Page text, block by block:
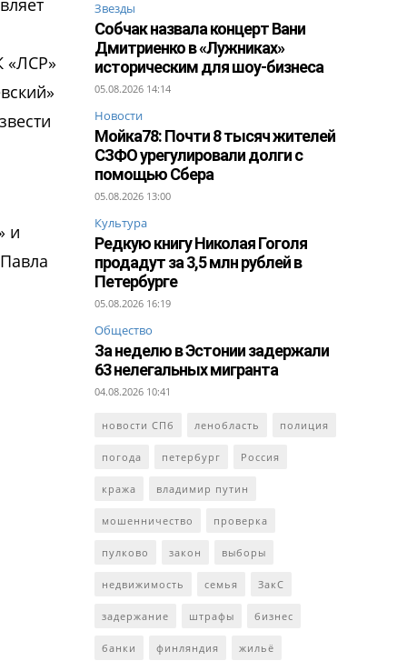
«ЛСР»
и
Звезды
Собчак назвала концерт Вани
Дмитриенко в «Лужниках»
историческим для шоу-бизнеса
05.08.2026 14:14
Новости
Мойка78: Почти 8 тысяч жителей
СЗФО урегулировали долги с
помощью Сбера
05.08.2026 13:00
Культура
Редкую книгу Николая Гоголя
продадут за 3,5 млн рублей в
Петербурге
05.08.2026 16:19
Общество
За неделю в Эстонии задержали
63 нелегальных мигранта
04.08.2026 10:41
новости СПб ленобласть полиция
погода петербург Россия
кража владимир путин
мошенничество проверка
пулково закон выборы
недвижимость семья ЗакС
задержание штрафы бизнес
банки финляндия жильё